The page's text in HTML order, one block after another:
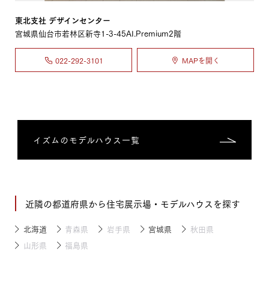
東北支社 デザインセンター
宮城県仙台市若林区新寺1-3-45AI.Premium2階
022-292-3101 MAPを開く
イズムのモデルハウス一覧
近隣の都道府県から住宅展示場・モデルハウスを探す
北海道 青森県 岩手県 宮城県
秋田県
山形県
福島県